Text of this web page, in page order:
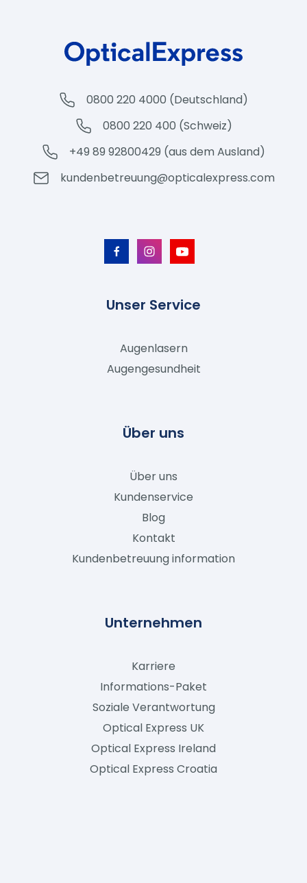
0800 220 4000 (Deutschland)
0800 220 400 (Schweiz)
+49 89 92800429 (aus dem Ausland)
kundenbetreuung@opticalexpress.com
Unser Service
Augenlasern
Augengesundheit
Über uns
Über uns
Kundenservice
Blog
Kontakt
Kundenbetreuung information
Unternehmen
Karriere
Informations-Paket
Soziale Verantwortung
Optical Express UK
Optical Express Ireland
Optical Express Croatia